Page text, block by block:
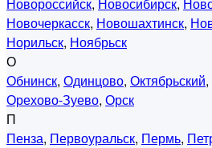
Новочеркасск, Новошахтинск,
Норильск, Ноябрьск
О
Обнинск, Одинцово, Октябрьский,
Орехово-Зуево, Орск
П
Пенза, Первоуральск, Пермь,